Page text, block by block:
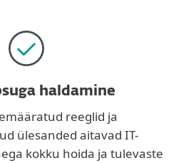
haldamine
reeglid ja
ülesanded aitavad IT-
kokku hoida ja tulevaste